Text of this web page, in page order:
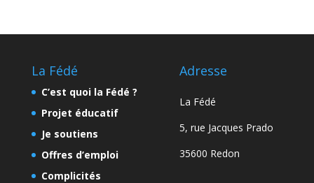
La Fédé
C’est quoi la Fédé ?
Projet éducatif
Je soutiens
Offres d’emploi
Complicités
Adresse
La Fédé
5, rue Jacques Prado
35600 Redon